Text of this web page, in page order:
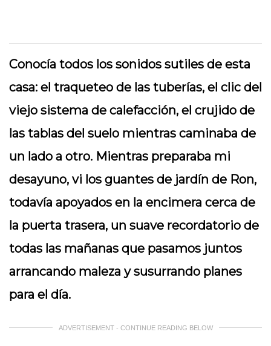
Conocía todos los sonidos sutiles de esta
casa: el traqueteo de las tuberías, el clic del
viejo sistema de calefacción, el crujido de
las tablas del suelo mientras caminaba de
un lado a otro. Mientras preparaba mi
desayuno, vi los guantes de jardín de Ron,
todavía apoyados en la encimera cerca de
la puerta trasera, un suave recordatorio de
todas las mañanas que pasamos juntos
arrancando maleza y susurrando planes
para el día.
ADVERTISEMENT - CONTINUE READING BELOW